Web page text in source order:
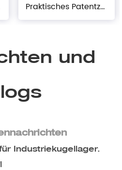
Praktisches Patentzertifikat
und
Industriekugellager.